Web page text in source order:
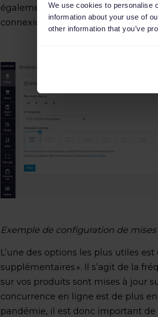
We use cookies to personalise
information about your use of
other information that you’ve
également plus de contrôle sur de
connexions.
Exemple de configuration de
L’une des options les plus utiles
supplémentaires ». Il s’agit de la
sur vos produits sont mises à jour
concurrence en ligne est de plus
pandémie, il est donc important